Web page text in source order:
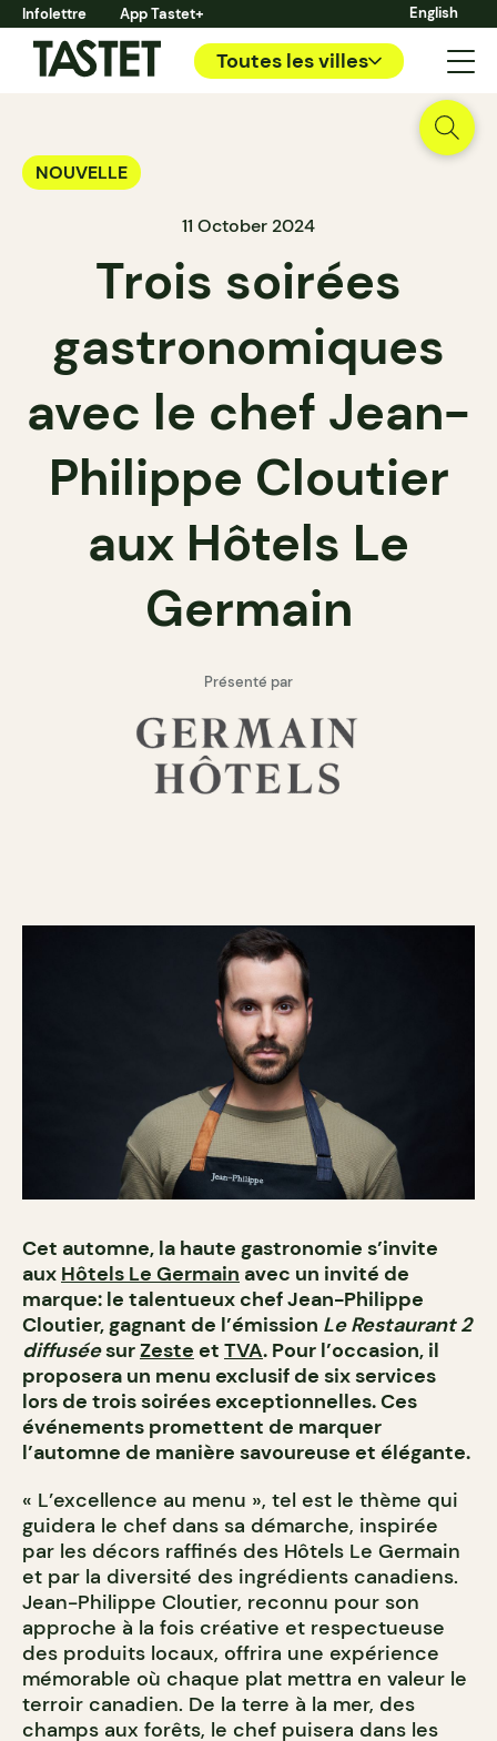
Infolettre App Tastet+ English
Toutes les villes
NOUVELLE
11 October 2024
Trois soirées
gastronomiques
avec le chef Jean-
Philippe Cloutier
aux Hôtels Le
Germain
Présenté par
Cet automne, la haute gastronomie s’invite
aux Hôtels Le Germain avec un invité de
marque: le talentueux chef Jean-Philippe
Cloutier, gagnant de l’émission Le Restaurant 2
diffuséesurZeste et TVA. Pour l’occasion, il
proposera un menu exclusif de six services
lors de trois soirées exceptionnelles. Ces
événements promettent de marquer
l’automne de manière savoureuse et élégante.
« L’excellence au menu », tel est le thème qui
guidera le chef dans sa démarche, inspirée
par les décors raffinés des Hôtels Le Germain
et par la diversité des ingrédients canadiens.
Jean-Philippe Cloutier, reconnu pour son
approche à la fois créative et respectueuse
des produits locaux, offrira une expérience
mémorable où chaque plat mettra en valeur le
terroir canadien. De la terre à la mer, des
champs aux forêts, le chef puisera dans les